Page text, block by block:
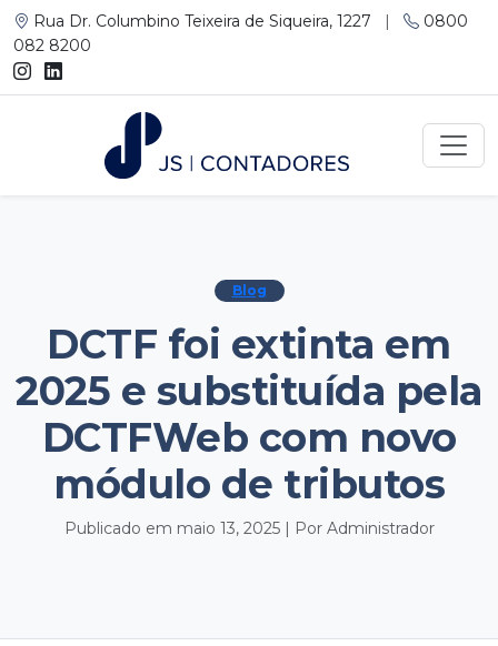
Rua Dr. Columbino Teixeira de Siqueira, 1227 |
0800
082 8200
Blog
DCTF foi extinta em
2025 e substituída pela
DCTFWeb com novo
módulo de tributos
Publicado em maio 13, 2025 | Por Administrador